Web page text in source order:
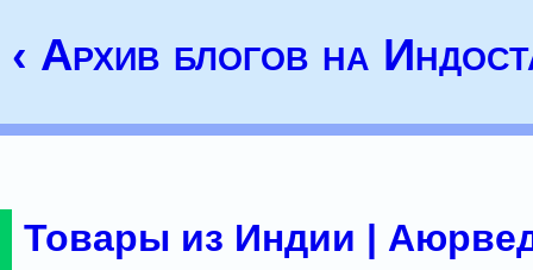
‹ Архив блогов на
Товары из Индии |